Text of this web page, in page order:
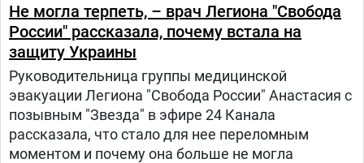
Не могла терпеть, – врач Легиона "Свобода
России" рассказала, почему встала на
защиту Украины
Руководительница группы медицинской
эвакуации Легиона "Свобода России" Анастасия с
позывным "Звезда" в эфире 24 Канала
рассказала, что стало для нее переломным
моментом и почему она больше не могла